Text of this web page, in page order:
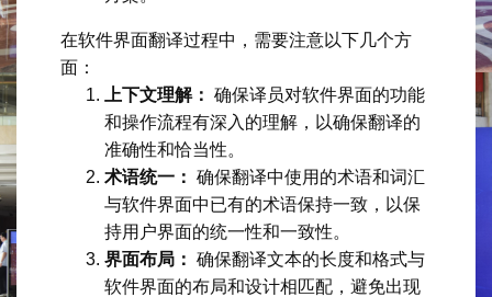
在软件界面翻译过程中，需要注意以下几个方
面：
上下文理解： 确保译员对软件界面的功能
和操作流程有深入的理解，以确保翻译的
准确性和恰当性。
术语统一： 确保翻译中使用的术语和词汇
与软件界面中已有的术语保持一致，以保
持用户界面的统一性和一致性。
界面布局： 确保翻译文本的长度和格式与
软件界面的布局和设计相匹配，避免出现